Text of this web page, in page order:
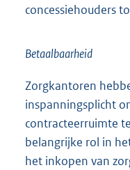
concessiehouders
Betaalbaarheid
Zorgkantoren
inspanningsplicht
contracteerruimte
belangrijke rol in
het inkopen van